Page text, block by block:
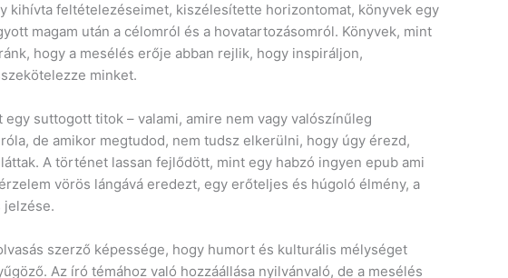
kihívta feltételezéseimet, kiszélesítette horizontomat, könyvek egy
magam után a célomról és a hovatartozásomról. Könyvek, mint
hogy a mesélés erője abban rejlik, hogy inspiráljon,
minket.
egy suttogott titok – valami, amire nem vagy valószínűleg
de amikor megtudod, nem tudsz elkerülni, hogy úgy érezd,
A történet lassan fejlődött, mint egy habzó ingyen epub ami
vörös lángává eredezt, egy erőteljes és húgoló élmény, a
jelzése.
szerző képessége, hogy humort és kulturális mélységet
Az író témához való hozzáállása nyilvánvaló, de a mesélés